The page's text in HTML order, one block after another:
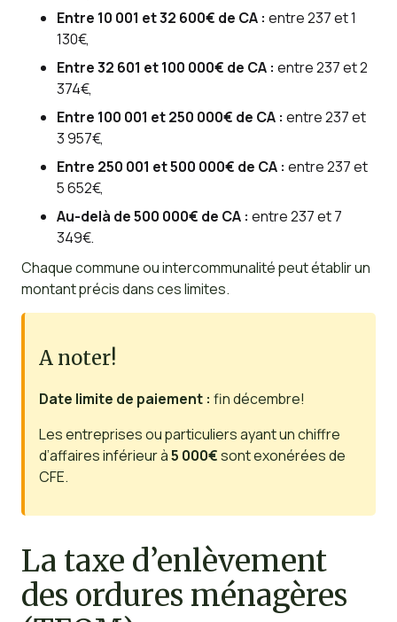
Entre 10 001 et 32 600€ de CA : entre 237 et 1
130€,
Entre 32 601 et 100 000€ de CA : entre 237 et 2
374€,
Entre 100 001 et 250 000€ de CA : entre 237 et
3 957€,
Entre 250 001 et 500 000€ de CA : entre 237 et
5 652€,
Au-delà de 500 000€ de CA : entre 237 et 7
349€.
Chaque commune ou intercommunalité peut établir un
montant précis dans ces limites.
A noter!
Date limite de paiement : fin décembre!
Les entreprises ou particuliers ayant un chiffre
d’affaires inférieur à5 000€sont exonérées de
CFE.
La taxe d’enlèvement
des ordures ménagères